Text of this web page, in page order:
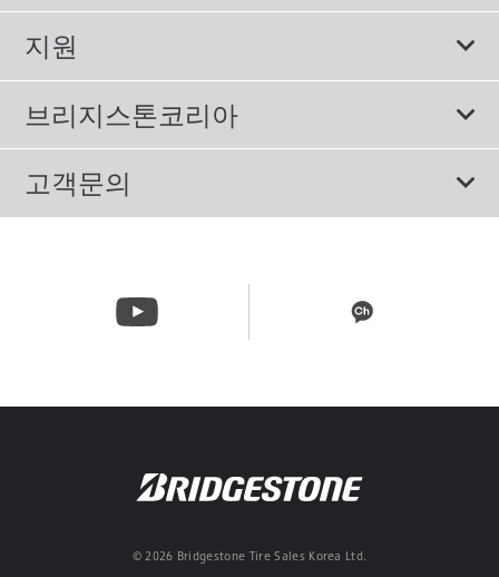
스포츠 타이어
컴포트 타이어
친환경 타이어
SUV/RV 타이어
겨울용 타이어
보증서비스
에너지소비효율등급제도
지원
이용약관
개인정보처리방침
브리지스톤코리아
회사소개
올림픽활동
뉴스릴리즈
고객문의
주문&배송 문의 070-4398-2824
© 2026 Bridgestone Tire Sales Korea Ltd.